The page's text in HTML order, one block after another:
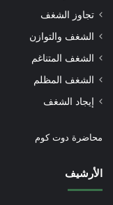
تجاوز الشغف
الشغف والتوازن
الشغف المتناغم
الشغف المظلم
إيجاد الشغف
محاضرة دوت كوم
الأرشيف